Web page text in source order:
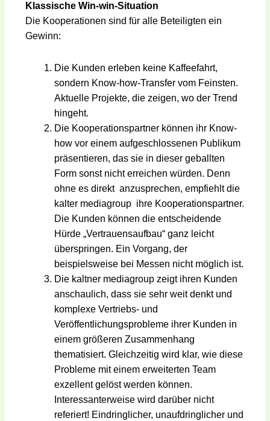
Klassische Win-win-Situation
Die Kooperationen sind für alle Beteiligten ein
Gewinn:
Die Kunden erleben keine Kaffeefahrt,
sondern Know-how-Transfer vom Feinsten.
Aktuelle Projekte, die zeigen, wo der Trend
hingeht.
Die Kooperationspartner können ihr Know-
how vor einem aufgeschlossenen Publikum
präsentieren, das sie in dieser geballten
Form sonst nicht erreichen würden. Denn
ohne es direkt anzusprechen, empfiehlt die
kalter mediagroup ihre Kooperationspartner.
Die Kunden können die entscheidende
Hürde „Vertrauensaufbau“ ganz leicht
überspringen. Ein Vorgang, der
beispielsweise bei Messen nicht möglich ist.
Die kaltner mediagroup zeigt ihren Kunden
anschaulich, dass sie sehr weit denkt und
komplexe Vertriebs- und
Veröffentlichungsprobleme ihrer Kunden in
einem größeren Zusammenhang
thematisiert. Gleichzeitig wird klar, wie diese
Probleme mit einem erweiterten Team
exzellent gelöst werden können.
Interessanterweise wird darüber nicht
referiert! Eindringlicher, unaufdringlicher und